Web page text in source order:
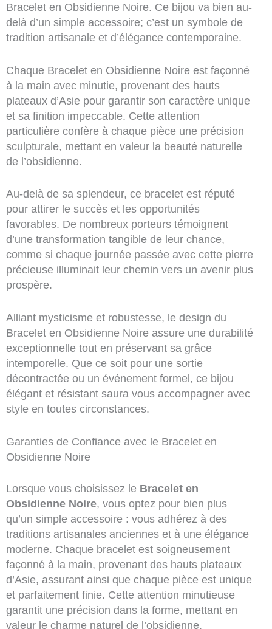
Bracelet en Obsidienne Noire. Ce bijou va bien au-
delà d’un simple accessoire; c’est un symbole de
tradition artisanale et d’élégance contemporaine.
Chaque Bracelet en Obsidienne Noire est façonné
à la main avec minutie, provenant des hauts
plateaux d’Asie pour garantir son caractère unique
et sa finition impeccable. Cette attention
particulière confère à chaque pièce une précision
sculpturale, mettant en valeur la beauté naturelle
de l’obsidienne.
Au-delà de sa splendeur, ce bracelet est réputé
pour attirer le succès et les opportunités
favorables. De nombreux porteurs témoignent
d’une transformation tangible de leur chance,
comme si chaque journée passée avec cette pierre
précieuse illuminait leur chemin vers un avenir plus
prospère.
Alliant mysticisme et robustesse, le design du
Bracelet en Obsidienne Noire assure une durabilité
exceptionnelle tout en préservant sa grâce
intemporelle. Que ce soit pour une sortie
décontractée ou un événement formel, ce bijou
élégant et résistant saura vous accompagner avec
style en toutes circonstances.
Garanties de Confiance avec le Bracelet en
Obsidienne Noire
Lorsque vous choisissez le Bracelet en
Obsidienne Noire, vous optez pour bien plus
qu’un simple accessoire : vous adhérez à des
traditions artisanales anciennes et à une élégance
moderne. Chaque bracelet est soigneusement
façonné à la main, provenant des hauts plateaux
d’Asie, assurant ainsi que chaque pièce est unique
et parfaitement finie. Cette attention minutieuse
garantit une précision dans la forme, mettant en
valeur le charme naturel de l’obsidienne.